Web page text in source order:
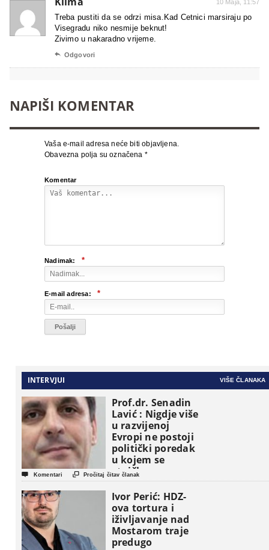
10 Maja, 11:57
Treba pustiti da se odrzi misa.Kad Cetnici marsiraju po
Visegradu niko nesmije beknut!
Zivimo u nakaradno vrijeme.
 Odgovori
NAPIŠI KOMENTAR
Vaša e-mail adresa neće biti objavljena.
Obavezna polja su označena *
Komentar
Nadimak: *
E-mail adresa: *
INTERVJUI VIŠE ČLANAKA
Prof.dr. Senadin
Lavić : Nigdje više
u razvijenoj
Evropi ne postoji
politički poredak
u kojem se
etničke grupe
pojavljuju kao
osnovne
političke jedinice
 Komentari  Pročitaj čitav članak
Ivor Perić: HDZ-
ova tortura i
iživljavanje nad
Mostarom traje
predugo